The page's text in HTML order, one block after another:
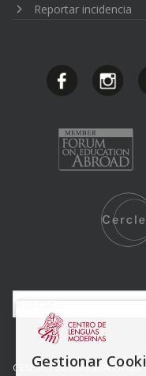
Reportar incidencia
CENTRO DE LENGUAS
Gestionar